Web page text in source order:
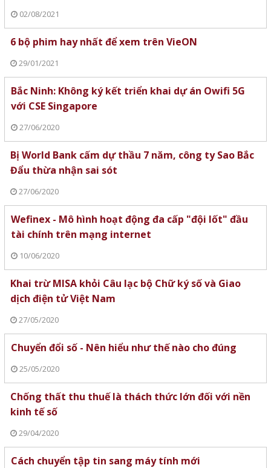
02/08/2021
6 bộ phim hay nhất để xem trên VieON
29/01/2021
Bắc Ninh: Không ký kết triển khai dự án Owifi 5G
với CSE Singapore
27/06/2020
Bị World Bank cấm dự thầu 7 năm, công ty Sao Bắc
Đẩu thừa nhận sai sót
27/06/2020
Wefinex - Mô hình hoạt động đa cấp "đội lốt" đầu
tài chính trên mạng internet
10/06/2020
Khai trừ MISA khỏi Câu lạc bộ Chữ ký số và Giao
dịch điện tử Việt Nam
27/05/2020
Chuyển đổi số - Nên hiểu như thế nào cho đúng
25/05/2020
Chống thất thu thuế là thách thức lớn đối với nền
kinh tế số
29/04/2020
Cách chuyển tập tin sang máy tính mới